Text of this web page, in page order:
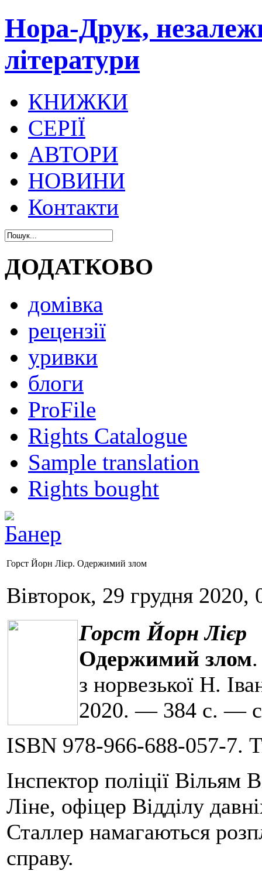
Нора-Друк,
літератури
КНИЖКИ
СЕРІЇ
АВТОРИ
НОВИНИ
Контакти
ДОДАТКОВО
домівка
рецензії
уривки
блоги
ProFile
Rights Catalogue
Sample translation
Rights bought
Горст Йорн Лієр. Одержимий злом
Вівторок, 29 грудня 2020,
Горст Йорн Лієр
Одержимий злом
з норвезької Н.
2020. — 384 с. —
ISBN 978-966-688-057-7.
Інспектор поліції Вільям
Ліне, офіцер Відділу
Сталлер намагаються
справу.